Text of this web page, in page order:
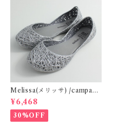
Melissa(メリッサ) /campana
(Silver)28-32
¥6,468
30%OFF